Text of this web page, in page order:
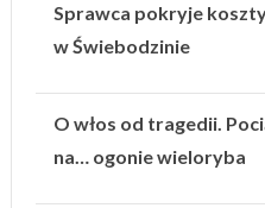
Sprawca pokryje
w Świebodzinie
O włos od tragedii.
na… ogonie wieloryba